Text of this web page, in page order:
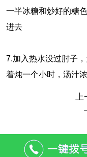
一半冰糖和炒好的糖
进去
7.加入热水没过肘子
着炖一个小时，汤汁